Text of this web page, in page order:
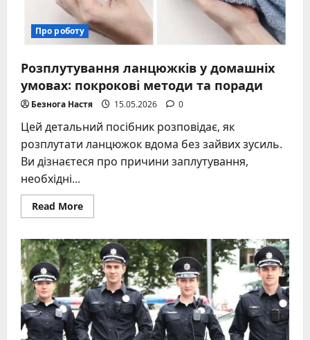
Про роботу
Розплутування ланцюжків у домашніх
умовах: покрокові методи та поради
Безнога Настя 15.05.2026 0
Цей детальний посібник розповідає, як
розплутати ланцюжок вдома без зайвих зусиль.
Ви дізнаєтеся про причини заплутування,
необхідні...
Read MoreRead
more
ланцюжків
у
домашніх
умовах:
покрокові
методи
та
поради